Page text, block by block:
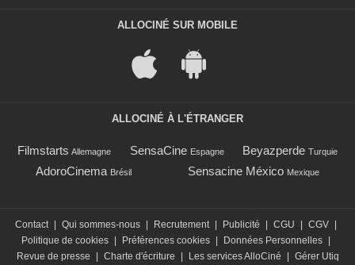
ALLOCINÉ SUR MOBILE
ALLOCINÉ À L'ÉTRANGER
Filmstarts Allemagne SensaCine Espagne Beyazperde Turquie
AdoroCinema Brésil Sensacine México Mexique
Contact Qui sommes-nous Recrutement Publicité CGU CGV
Politique de cookies
Préférences cookies Données Personnelles
Revue de presse
Charte d'écriture Les services AlloCiné Gérer Utiq